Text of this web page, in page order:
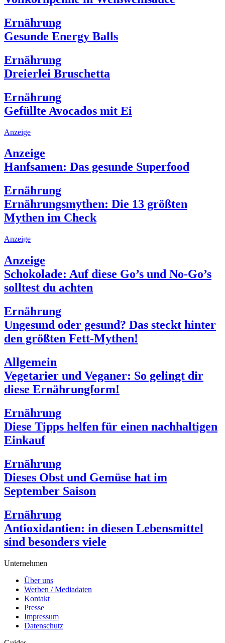
Ernährung
Gesunde Energy Balls
Ernährung
Dreierlei Bruschetta
Ernährung
Gefüllte Avocados mit Ei
Anzeige
Anzeige
Hanfsamen: Das gesunde Superfood
Ernährung
Ernährungsmythen: Die 13 größten
Mythen im Check
Anzeige
Anzeige
Schokolade: Auf diese Go’s und No-Go’s
solltest du achten
Ernährung
Ungesund oder gesund? Das steckt hinter
den größten Fett-Mythen!
Allgemein
Vegetarier und Veganer: So gelingt dir
diese Ernährungform!
Ernährung
Diese Tipps helfen für einen nachhaltigen
Einkauf
Ernährung
Dieses Obst und Gemüse hat im
September Saison
Ernährung
Antioxidantien: in diesen Lebensmittel
sind besonders viele
Unternehmen
Über uns
Werben / Mediadaten
Kontakt
Presse
Impressum
Datenschutz